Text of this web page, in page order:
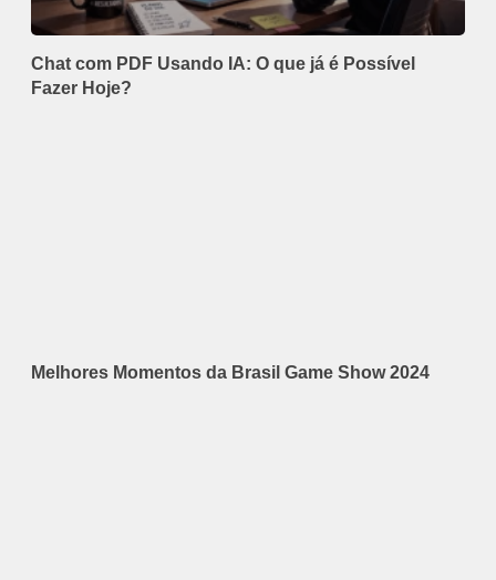
Chat com PDF Usando IA: O que já é Possível
Fazer Hoje?
Melhores Momentos da Brasil Game Show 2024